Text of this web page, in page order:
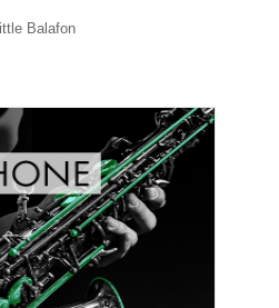
Balafon